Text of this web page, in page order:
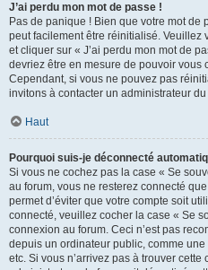
J’ai perdu mon mot de passe !
Pas de panique ! Bien que votre mot de
peut facilement être réinitialisé. Veuillez
et cliquer sur « J’ai perdu mon mot de
devriez être en mesure de pouvoir vous
Cependant, si vous ne pouvez pas
invitons à contacter un administrateur du
Haut
Pourquoi suis-je déconnecté
Si vous ne cochez pas la case « Se
au forum, vous ne resterez connecté
permet d’éviter que votre compte soit
connecté, veuillez cocher la case « Se
connexion au forum. Ceci n’est pas
depuis un ordinateur public, comme
etc. Si vous n’arrivez pas à trouver cette